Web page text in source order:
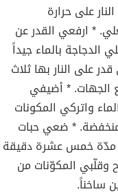
على حرارة
* ارفعي القدر عن
الدجاجة بالماء جيداً
على النار بها ثلاث
الجهات. * أضيفي
واتركي المكونات
* ضعي حبات
مدّة خمس عشرة دقيقة
وقلّبي المكوّنات من
ساخناً.